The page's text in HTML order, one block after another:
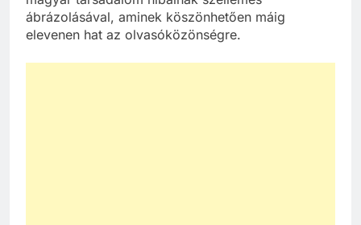
ábrázolásával, aminek köszönhetően máig
elevenen hat az olvasóközönségre.